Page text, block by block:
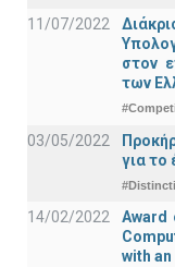
11/07/2022
στον
των
03/05/2022
για το
14/02/2022
Award
with